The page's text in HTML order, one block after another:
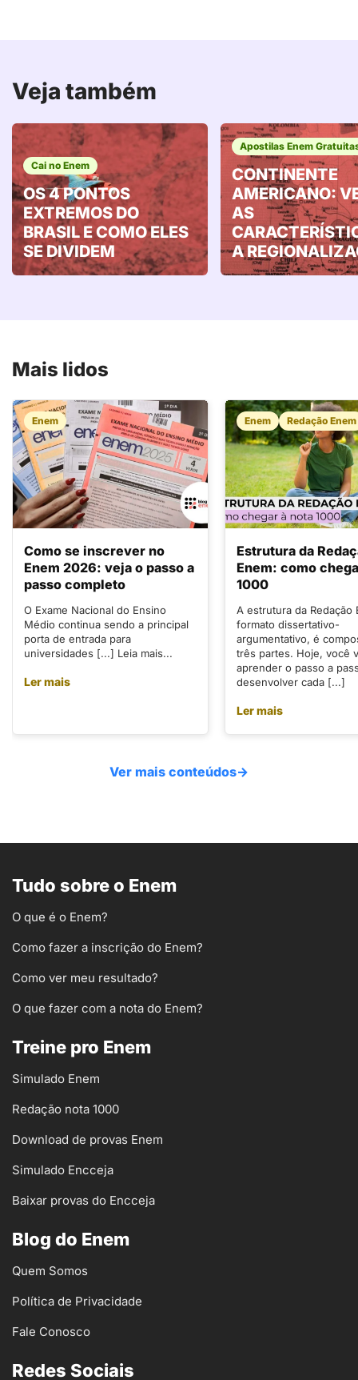
Veja também
Cai no Enem
OS 4 PONTOS
EXTREMOS DO
BRASIL E COMO ELES
SE DIVIDEM
Apostilas Enem
CONTINENTE
AMERICANO:
AS
A
Mais lidos
Enem
Como se inscrever no
Enem 2026: veja o passo a
passo completo
O Exame Nacional do Ensino
Médio continua sendo a principal
porta de entrada para
universidades [...] Leia mais...
Ler mais
Enem Redação Enem
Estrutura da
Enem: como
1000
A estrutura da Redação
formato dissertativo-
argumentativo, é
três partes. Hoje, você
aprender o passo a
desenvolver cada [...]
Ler mais
Ver mais conteúdos→
Tudo sobre o Enem
O que é o Enem?
Como fazer a inscrição do Enem?
Como ver meu resultado?
O que fazer com a nota do Enem?
Treine pro Enem
Simulado Enem
Redação nota 1000
Download de provas Enem
Simulado Encceja
Baixar provas do Encceja
Blog do Enem
Quem Somos
Política de Privacidade
Fale Conosco
Redes Sociais